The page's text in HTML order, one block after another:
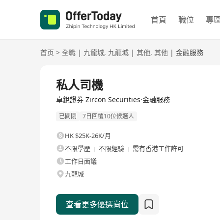
首頁 職位 專
首页 > 全職 | 九龍城, 九龍城 | 其他, 其他 | 金融服務
私人司機
卓銳證券 Zircon Securities·金融服務
已關閉 7日回覆10位候選人
HK $25K-26K/月
不限學歷
不限經驗
需有香港工作許可
工作日面議
九龍城
查看更多優選崗位